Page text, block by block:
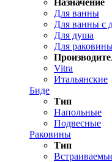
Назначение
Для ванны
Для ванны с
Для душа
Для
Vitra
Итальянские
Биде
Тип
Напольные
Подвесные
Раковины
Тип